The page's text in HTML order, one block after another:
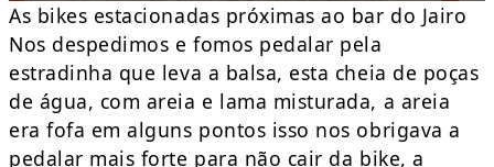
As bikes estacionadas próximas ao bar do Jairo
Nos despedimos e fomos pedalar pela
estradinha que leva a balsa, esta cheia de poças
de água, com areia e lama misturada, a areia
era fofa em alguns pontos isso nos obrigava a
pedalar mais forte para não cair da bike, a